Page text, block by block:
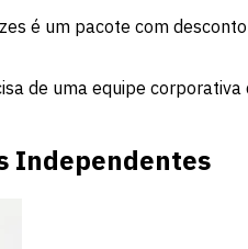
é um pacote com
de uma equipe corporativa
Independentes